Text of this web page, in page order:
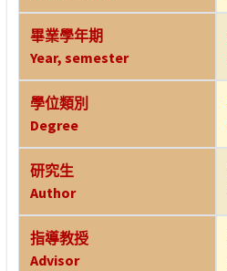
畢業學年期
Year, semester
學位類別
Degree
研究生
Author
指導教授
Advisor